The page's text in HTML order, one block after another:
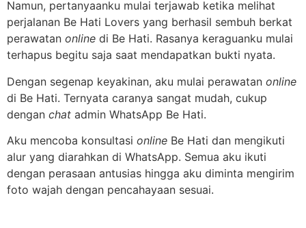
Namun, pertanyaanku mulai terjawab ketika melihat
perjalanan Be Hati Lovers yang berhasil sembuh berkat
perawatan online di Be Hati. Rasanya keraguanku mulai
terhapus begitu saja saat mendapatkan bukti nyata.
Dengan segenap keyakinan, aku mulai perawatan online
di Be Hati. Ternyata caranya sangat mudah, cukup
dengan chat admin WhatsApp Be Hati.
Aku mencoba konsultasi online Be Hati dan mengikuti
alur yang diarahkan di WhatsApp. Semua aku ikuti
dengan perasaan antusias hingga aku diminta mengirim
foto wajah dengan pencahayaan sesuai.